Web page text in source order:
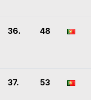
36. 48
37. 53